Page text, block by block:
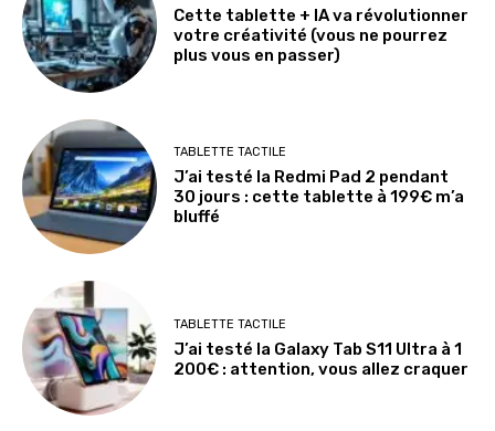
Cette tablette + IA va révolutionner
votre créativité (vous ne pourrez
plus vous en passer)
TABLETTE TACTILE
J’ai testé la Redmi Pad 2 pendant
30 jours : cette tablette à 199€ m’a
bluffé
TABLETTE TACTILE
J’ai testé la Galaxy Tab S11 Ultra à 1
200€ : attention, vous allez craquer